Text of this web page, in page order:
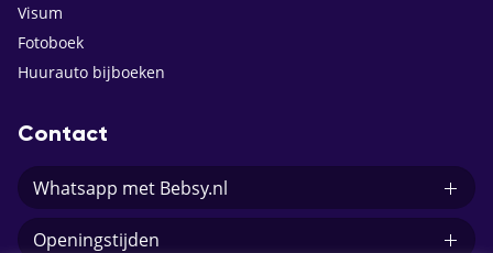
Visum
Fotoboek
Huurauto bijboeken
Contact
Whatsapp met Bebsy.nl
Openingstijden